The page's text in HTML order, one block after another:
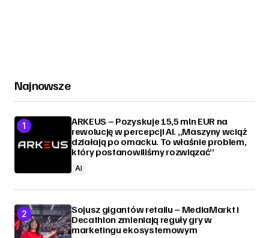
Najnowsze
ARKEUS – Pozyskuje 15,5 mln EUR na
rewolucję w percepcji AI. „Maszyny wciąż
działają po omacku. To właśnie problem,
który postanowiliśmy rozwiązać”
AI
Sojusz gigantów retailu – MediaMarkt i
Decathlon zmieniają reguły gry w
marketingu ekosystemowym